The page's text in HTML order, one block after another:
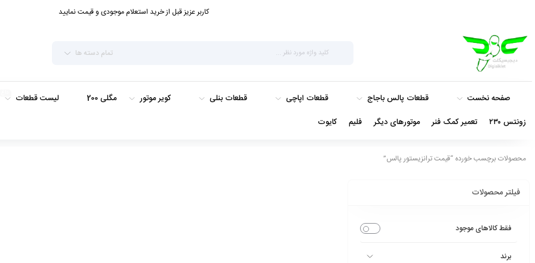
کاربر عزیز قبل از خرید استعلام موجودی و قیمت نمایید
تمام دسته ها
صفحه نخست قطعات پالس باجاج قطعات اپاچی قطعات بنلی کویر موتور مگلی 200 لیست قطعات
زونتس ۲۳۰
تعمیر کمک فنر موتورهای دیگر فلیم کایوت
محصولات برچسب خورده “قیمت ترانزیستور پالس”
فیلتر محصولات
فقط کالاهای موجود
برند